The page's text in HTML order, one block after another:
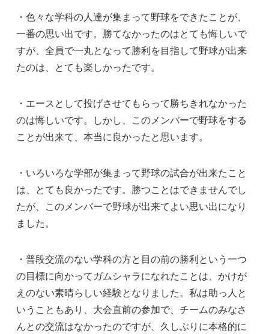
・色々な学科の人達が集まって野球をできたことが、
一番の思い出です。勝てなかったのはとても悔しいで
すが、全員で一丸となって勝利を目指して野球が出来
たのは、とても楽しかったです。
・エースとして投げさせてもらって勝ちきれなかった
のは悔しいです。しかし、このメンバーで野球をする
ことが出来て、本当に良かったと思います。
・いろいろな学部が集まって野球の試合が出来たこと
は、とても良かったです。勝つことはできませんでし
たが、このメンバーで野球が出来てよい思い出になり
ました。
・普段交流のない学科の方と目の前の勝利という一つ
の目標に向かってガムシャラになれたことは、かけが
えのない素晴らしい経験となりました。私は助っ人と
いうこともあり、大会直前の参加で、チームのみなさ
んとの交流はなかったのですが、久しぶりに本格的に